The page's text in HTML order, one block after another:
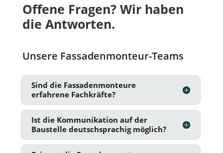
Offene Fragen? Wir haben
die Antworten.
Unsere Fassadenmonteur-Teams
Sind die Fassadenmonteure
erfahrene Fachkräfte?
Ist die Kommunikation auf der
Baustelle deutschsprachig möglich?